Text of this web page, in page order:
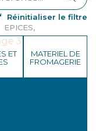
Réinitialiser le filtre
ET
MATERIEL DE
FROMAGERIE
EPICES,
3